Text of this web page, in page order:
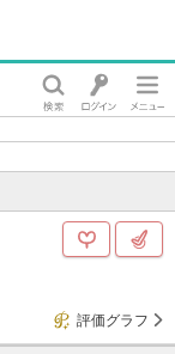
評価グラフ